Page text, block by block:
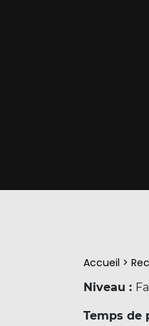
Accueil >
Niveau :
Temps de